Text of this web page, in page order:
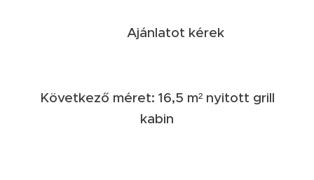
Ajánlatot kérek
Következő méret: 16,5 m² nyitott grill
kabin